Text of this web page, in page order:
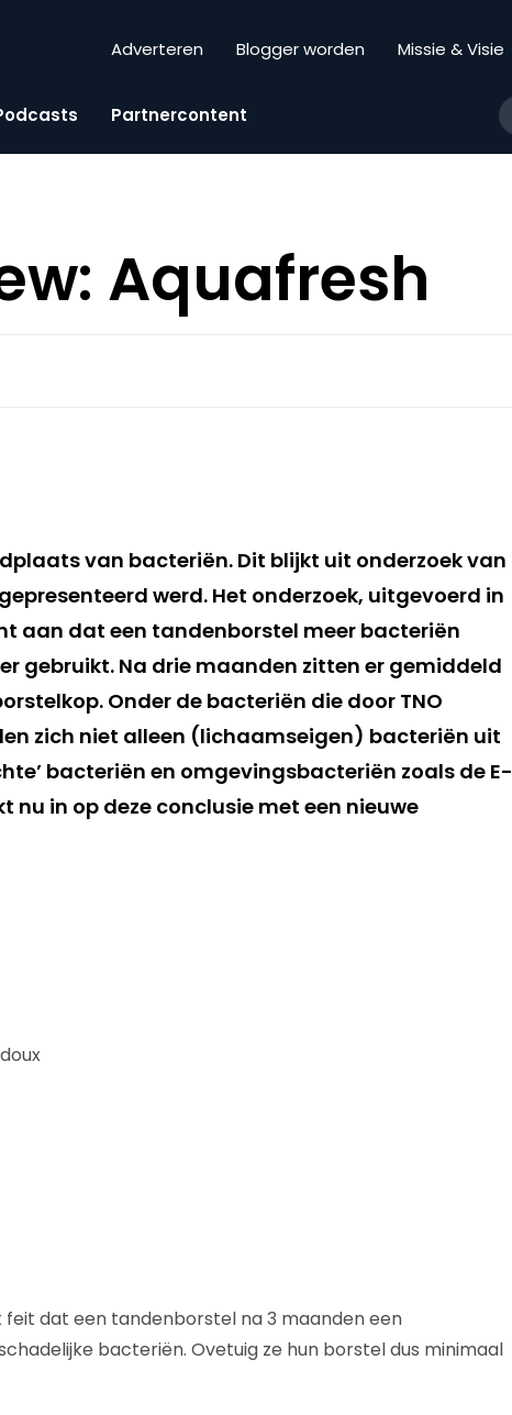
Adverteren Blogger worden Missie & Visie
Partnercontent
Aquafresh
van bacteriën. Dit blijkt uit onderzoek van
werd. Het onderzoek, uitgevoerd in
aan dat een tandenborstel meer bacteriën
gebruikt. Na drie maanden zitten er gemiddeld
Onder de bacteriën die door TNO
zich niet alleen (lichaamseigen) bacteriën uit
bacteriën en omgevingsbacteriën zoals de E-
in op deze conclusie met een nieuwe
dat een tandenborstel na 3 maanden een
bacteriën. Ovetuig ze hun borstel dus minimaal